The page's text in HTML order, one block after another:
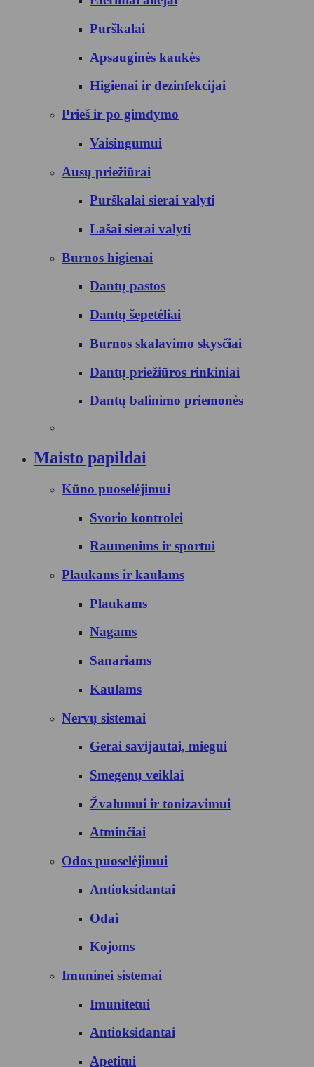
Purškalai
Apsauginės kaukės
Higienai ir dezinfekcijai
Prieš ir po gimdymo
Vaisingumui
Ausų priežiūrai
Purškalai sierai valyti
Lašai sierai valyti
Burnos higienai
Dantų pastos
Dantų šepetėliai
Burnos skalavimo skysčiai
Dantų priežiūros rinkiniai
Dantų balinimo priemonės
Maisto papildai
Kūno puoselėjimui
Svorio kontrolei
Raumenims ir sportui
Plaukams ir kaulams
Plaukams
Nagams
Sanariams
Kaulams
Nervų sistemai
Gerai savijautai, miegui
Smegenų veiklai
Žvalumui ir tonizavimui
Atminčiai
Odos puoselėjimui
Antioksidantai
Odai
Kojoms
Imuninei sistemai
Imunitetui
Antioksidantai
Apetitui